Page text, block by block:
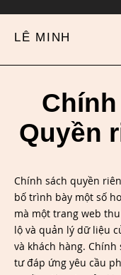
LÊ MINH
Quyền
Chính sách quyền
bố trình bày một số
mà một trang web
lộ và quản lý dữ liệu
và khách hàng.
tư đáp ứng yêu cầu